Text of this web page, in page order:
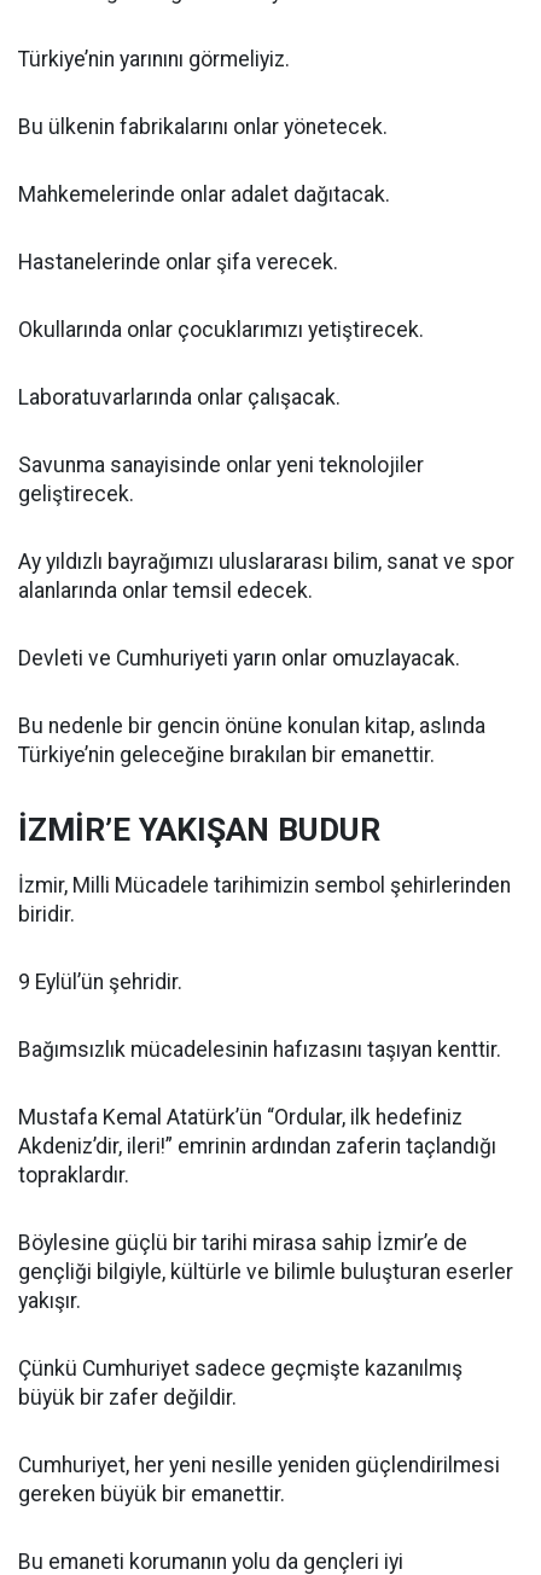
Türkiye’nin yarınını görmeliyiz.
Bu ülkenin fabrikalarını onlar yönetecek.
Mahkemelerinde onlar adalet dağıtacak.
Hastanelerinde onlar şifa verecek.
Okullarında onlar çocuklarımızı yetiştirecek.
Laboratuvarlarında onlar çalışacak.
Savunma sanayisinde onlar yeni teknolojiler
geliştirecek.
Ay yıldızlı bayrağımızı uluslararası bilim, sanat ve spor
alanlarında onlar temsil edecek.
Devleti ve Cumhuriyeti yarın onlar omuzlayacak.
Bu nedenle bir gencin önüne konulan kitap, aslında
Türkiye’nin geleceğine bırakılan bir emanettir.
İZMİR’E YAKIŞAN BUDUR
İzmir, Milli Mücadele tarihimizin sembol şehirlerinden
biridir.
9 Eylül’ün şehridir.
Bağımsızlık mücadelesinin hafızasını taşıyan kenttir.
Mustafa Kemal Atatürk’ün “Ordular, ilk hedefiniz
Akdeniz’dir, ileri!” emrinin ardından zaferin taçlandığı
topraklardır.
Böylesine güçlü bir tarihi mirasa sahip İzmir’e de
gençliği bilgiyle, kültürle ve bilimle buluşturan eserler
yakışır.
Çünkü Cumhuriyet sadece geçmişte kazanılmış
büyük bir zafer değildir.
Cumhuriyet, her yeni nesille yeniden güçlendirilmesi
gereken büyük bir emanettir.
Bu emaneti korumanın yolu da gençleri iyi